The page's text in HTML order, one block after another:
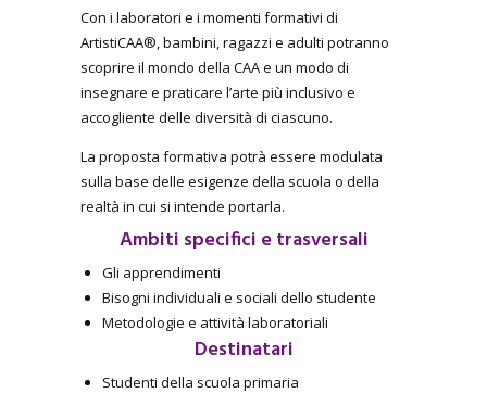
Con i laboratori e i momenti formativi di
ArtistiCAA®, bambini, ragazzi e adulti potranno
scoprire il mondo della CAA e un modo di
insegnare e praticare l’arte più inclusivo e
accogliente delle diversità di ciascuno.
La proposta formativa potrà essere modulata
sulla base delle esigenze della scuola o della
realtà in cui si intende portarla.
Ambiti specifici e trasversali
Gli apprendimenti
Bisogni individuali e sociali dello studente
Metodologie e attività laboratoriali
Destinatari
Studenti della scuola primaria